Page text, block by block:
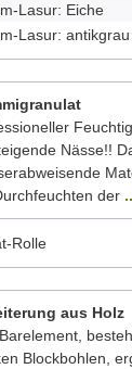
Lasur: Eiche
Lasur: antikgrau
Nässe!!
der
Rolle
aus Holz
Blockbohlen,